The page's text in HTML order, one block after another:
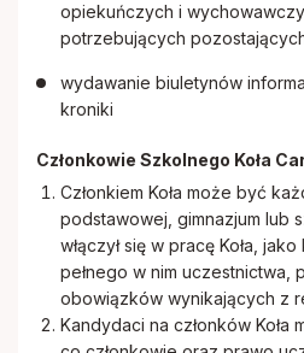
opiekuńczych i
potrzebujących
wydawanie biuletynów
kroniki
Członkowie Szkolnego Koła
Członkiem Koła może być
podstawowej, gimnazjum lub
włączył się w pracę Koła,
pełnego w nim uczestnictwa,
obowiązków wynikających z
Kandydaci na członków Koła